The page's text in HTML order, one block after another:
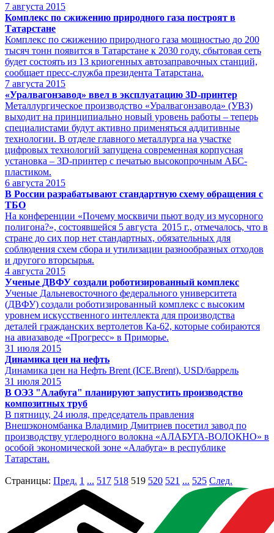
7 августа 2015
Комплекс по сжижению природного газа построят в
Татарстане
Комплекс по сжижению природного газа мощностью до 200
тысяч тонн появится в Татарстане к 2030 году, сбытовая сеть
будет состоять из 13 криогенных автозаправочных станций,
сообщает пресс-служба президента Татарстана.
7 августа 2015
«Уралвагонзавод» ввел в эксплуатацию 3D-принтер
Металлургическое производство «Уралвагонзавода» (УВЗ)
выходит на принципиально новый уровень работы – теперь
специалистами будут активно применяться аддитивные
технологии. В отделе главного металлурга на участке
цифровых технологий запущена современная корпусная
установка – 3D-принтер с печатью высокопрочным AБС-
пластиком.
6 августа 2015
В России разрабатывают стандартную схему обращения с
ТБО
На конференции «Почему москвичи пьют воду из мусорного
полигона?», состоявшейся 5 августа 2015 г., отмечалось, что в
стране до сих пор нет стандартных, обязательных для
соблюдения схем сбора и утилизации разнообразных отходов
и другого вторсырья.
4 августа 2015
Ученые ДВФУ создали роботизированный комплекс
Ученые Дальневосточного федерального университета
(ДВФУ) создали роботизированный комплекс с высоким
уровнем искусственного интеллекта для производства
деталей гражданских вертолетов Ка-62, которые собираются
на авиазаводе «Прогресс» в Приморье.
31 июля 2015
Динамика цен на нефть
Динамика цен на Нефть Brent (ICE.Brent), USD/баррель
31 июля 2015
В ОЭЗ "Алабуга" планируют запустить производство
композитных труб
В пятницу, 24 июля, председатель правления
Внешэкономбанка Владимир Дмитриев посетил завод по
производству углеродного волокна «АЛАБУГА-ВОЛОКНО» в
особой экономической зоне «Алабуга» в республике
Татарстан.
Страницы: Пред. 1 ... 517 518 519 520 521 ... 525 След.